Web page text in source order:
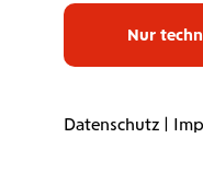
Nur
Datenschutz |